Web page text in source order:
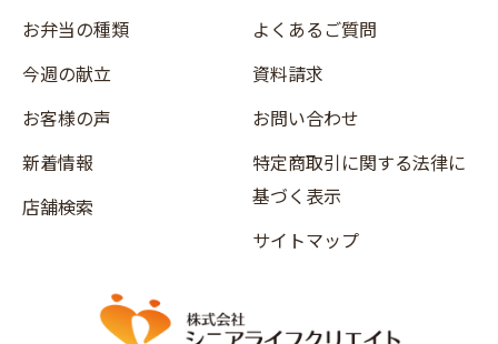
お弁当の種類
今週の献立
お客様の声
新着情報
店舗検索
よくあるご質問
資料請求
お問い合わせ
特定商取引に関する法律に
基づく表示
サイトマップ